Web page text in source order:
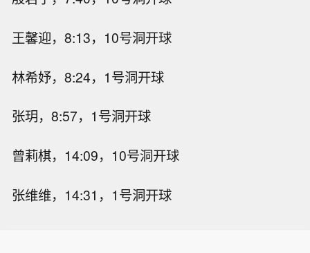
王馨迎，8:13，10号洞开球
林希妤，8:24，1号洞开球
张玥，8:57，1号洞开球
曾莉棋，14:09，10号洞开球
张维维，14:31，1号洞开球